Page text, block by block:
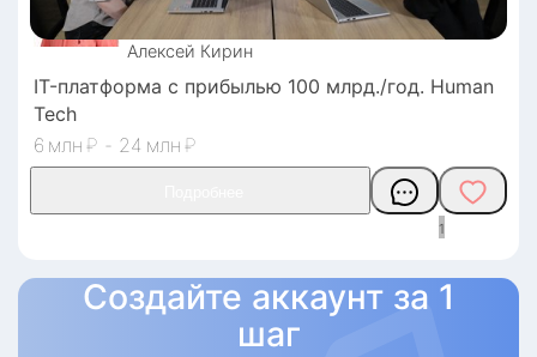
научные конференции
Алексей Кирин
IT-платформа с прибылью 100 млрд./год. Human
Tech
6
₽ - 24 ₽
1
Создайте аккаунт за 1
шаг